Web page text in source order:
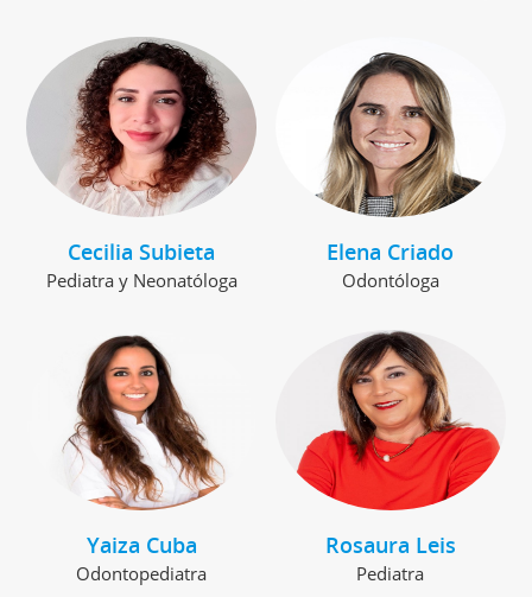
Cecilia Subieta
Pediatra y Neonatóloga
Elena Criado
Odontóloga
Yaiza Cuba
Odontopediatra
Rosaura Leis
Pediatra